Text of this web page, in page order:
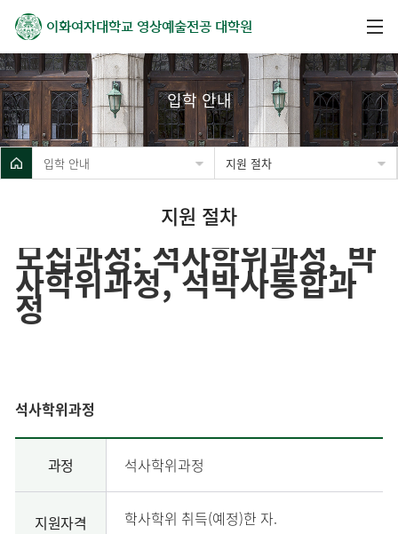
이화여자대학교 영상예술전공 대학원
입학 안내
입학 안내 지원 절차
지원 절차
모집과정: 석사학위과정, 박
사학위과정, 석박사통합과
정
석사학위과정
과정 석사학위과정
지원자격 학사학위 취득(예정)한 자.